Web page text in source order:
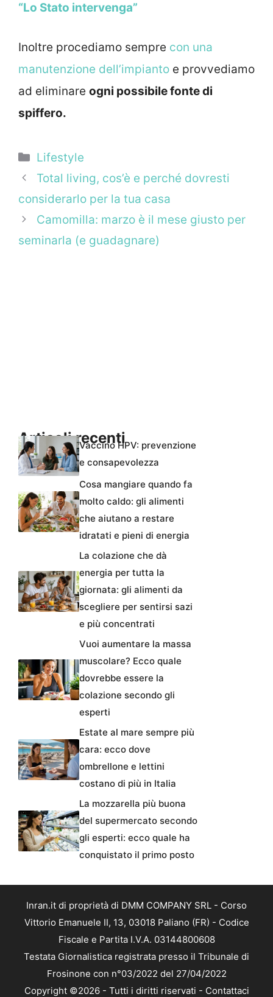
“Lo Stato intervenga”
Inoltre procediamo sempre con una
manutenzione dell’impianto e provvediamo
ad eliminare ogni possibile fonte di
spiffero.
Categorie
Lifestyle
Total living, cos’è e perché dovresti
considerarlo per la tua casa
Camomilla: marzo è il mese giusto per
seminarla (e guadagnare)
Articoli recentiVaccino HPV: prevenzione
e consapevolezza
Cosa mangiare quando fa
molto caldo: gli alimenti
che aiutano a restare
idratati e pieni di energia
La colazione che dà
energia per tutta la
giornata: gli alimenti da
scegliere per sentirsi sazi
e più concentrati
Vuoi aumentare la massa
muscolare? Ecco quale
dovrebbe essere la
colazione secondo gli
esperti
Estate al mare sempre più
cara: ecco dove
ombrellone e lettini
costano di più in Italia
La mozzarella più buona
del supermercato secondo
gli esperti: ecco quale ha
conquistato il primo posto
Inran.it di proprietà di DMM COMPANY SRL - Corso
Vittorio Emanuele II, 13, 03018 Paliano (FR) - Codice
Fiscale e Partita I.V.A. 03144800608
Testata Giornalistica registrata presso il Tribunale di
Frosinone con n°03/2022 del 27/04/2022
Copyright ©2026 - Tutti i diritti riservati - Contattaci